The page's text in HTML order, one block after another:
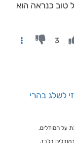
טוב כנראה הוא
3
לשלג בהרי
על המודלים.
בלבד.